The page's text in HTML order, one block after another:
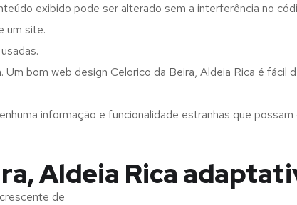
exibido pode ser alterado sem a interferência no
um site.
bom web design Celorico da Beira, Aldeia Rica é fácil
informação e funcionalidade estranhas que
Aldeia Rica
de